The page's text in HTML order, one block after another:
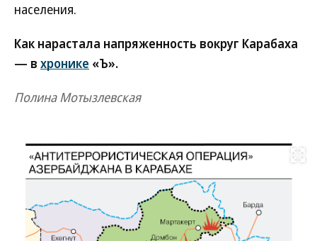
населения.
Как нарастала напряженность вокруг Карабаха
— в хронике «Ъ».
Полина Мотызлевская